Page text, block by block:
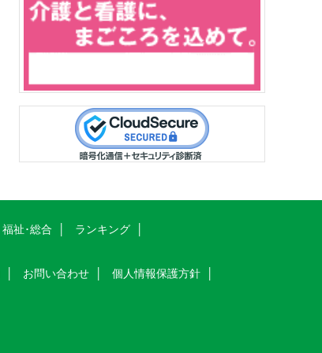
福祉･総合
ランキング
お問い合わせ
個人情報保護方針